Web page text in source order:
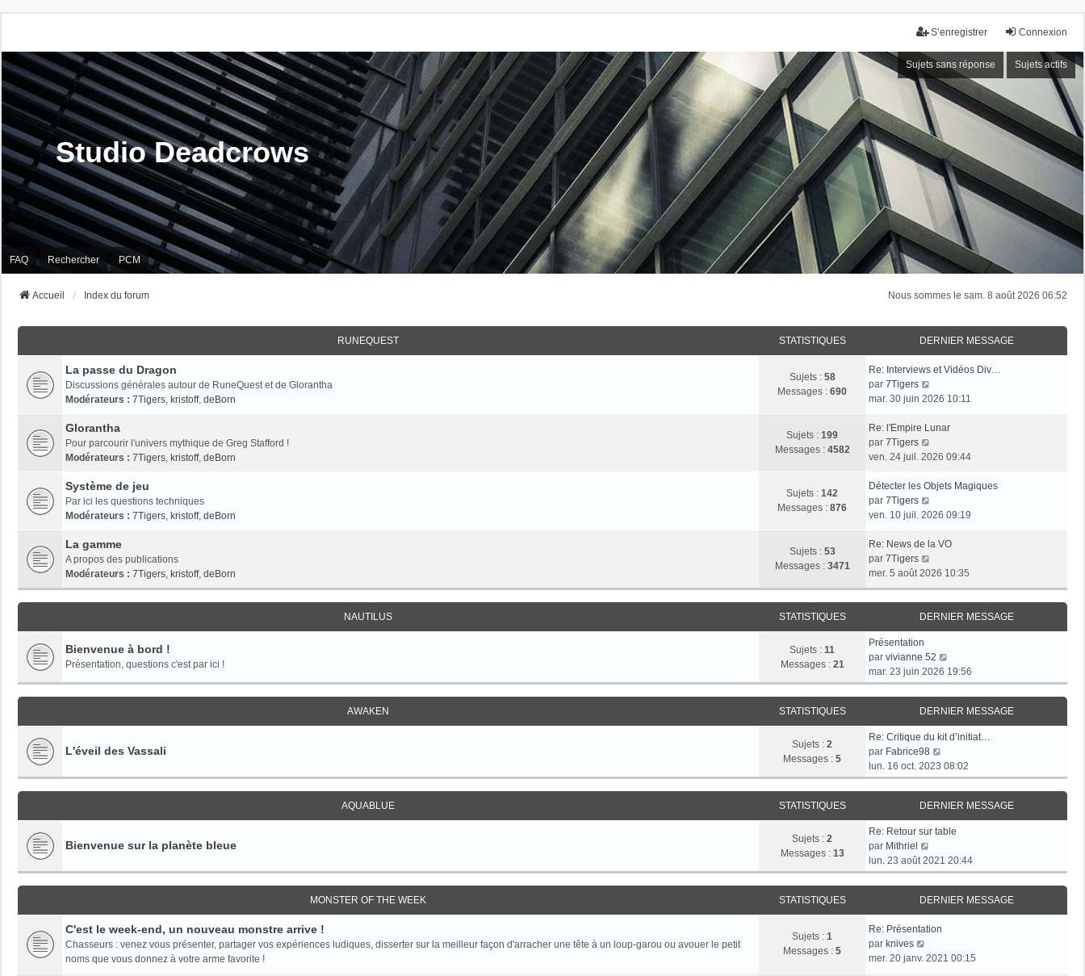
Connexion
S’enregistrer
Sujets sans réponse Sujets actifs
Studio Deadcrows
FAQ Rechercher PCM
Nous sommes le sam. 8 août 2026 06:52
Accueil Index du forum
RUNEQUEST STATISTIQUES DERNIER MESSAGE
La passe du Dragon
Discussions générales autour de RuneQuest et de Glorantha
Modérateurs : 7Tigers, kristoff, deBorn
Sujets : 58
Messages : 690
Re: Interviews et Vidéos Div…
par 7Tigers
o
r
e
e
n
e
m
e
s
s
a
e
mar. 30 juin 2026 10:11
Glorantha
Pour parcourir l'univers mythique de Greg Stafford !
Modérateurs : 7Tigers, kristoff, deBorn
Sujets : 199
Messages : 4582
Re: l'Empire Lunar
par 7Tigers
o
r
e
e
n
i
e
r
m
s
s
a
e
ven. 24 juil. 2026 09:44
Système de jeu
Par ici les questions techniques
Modérateurs : 7Tigers, kristoff, deBorn
Sujets : 142
Messages : 876
Détecter les Objets Magiques
par 7Tigers
o
r
e
d
e
r
n
e
r
m
s
s
a
g
e
ven. 10 juil. 2026 09:19
La gamme
A propos des publications
Modérateurs : 7Tigers, kristoff, deBorn
Sujets : 53
Messages : 3471
Re: News de la VO
par 7Tigers
o
i
r
l
e
e
r
n
e
r
m
e
s
s
a
g
e
mer. 5 août 2026 10:35
NAUTILUS STATISTIQUES DERNIER MESSAGE
Bienvenue à bord !
Présentation, questions c'est par ici !
Sujets : 11
Messages : 21
Présentation
par vivianne 52
o
i
r
l
e
d
r
i
r
e
s
s
a
g
mar. 23 juin 2026 19:56
AWAKEN STATISTIQUES DERNIER MESSAGE
L'éveil des Vassali Sujets : 2
Messages : 5
Re: Critique du kit d’initiat…
par Fabrice98
o
i
r
l
e
d
r
i
e
lun. 16 oct. 2023 08:02
AQUABLUE STATISTIQUES DERNIER MESSAGE
Bienvenue sur la planète bleue Sujets : 2
Messages : 13
Re: Retour sur table
par Mithriel
o
i
r
l
e
d
r
lun. 23 août 2021 20:44
MONSTER OF THE WEEK STATISTIQUES DERNIER MESSAGE
C'est le week-end, un nouveau monstre arrive !
Chasseurs : venez vous présenter, partager vos expériences ludiques, disserter sur la meilleur façon d'arracher une tête à un loup-garou ou avouer le petit
noms que vous donnez à votre arme favorite !
Sujets : 1
Messages : 5
Re: Présentation
par knives
o
mer. 20 janv. 2021 00:15